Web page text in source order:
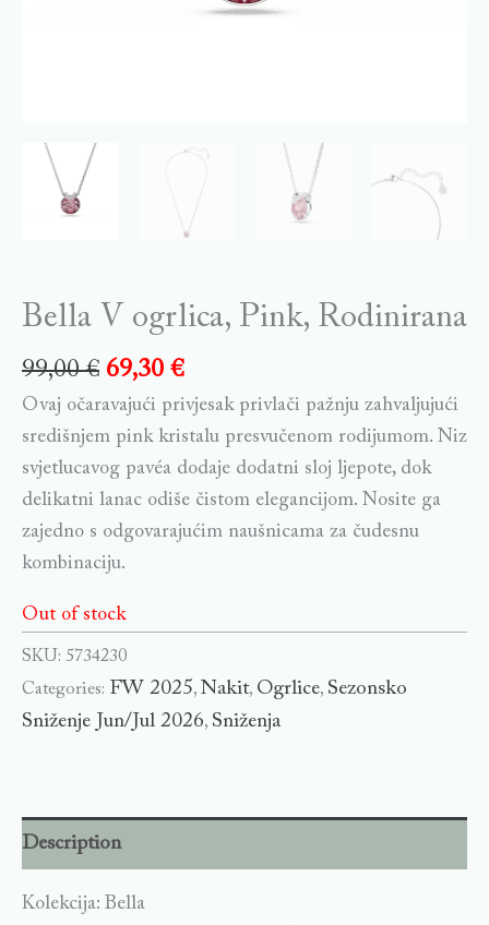
Bella V ogrlica, Pink, Rodinirana
99,00€ 69,30 €
Ovaj očaravajući privjesak privlači pažnju zahvaljujući
središnjem pink kristalu presvučenom rodijumom. Niz
svjetlucavog pavéa dodaje dodatni sloj ljepote, dok
delikatni lanac odiše čistom elegancijom. Nosite ga
zajedno s odgovarajućim naušnicama za čudesnu
kombinaciju.
Out of stock
SKU: 5734230
Categories: FW 2025, Nakit, Ogrlice, Sezonsko
Sniženje Jun/Jul 2026, Sniženja
Description
Kolekcija: Bella